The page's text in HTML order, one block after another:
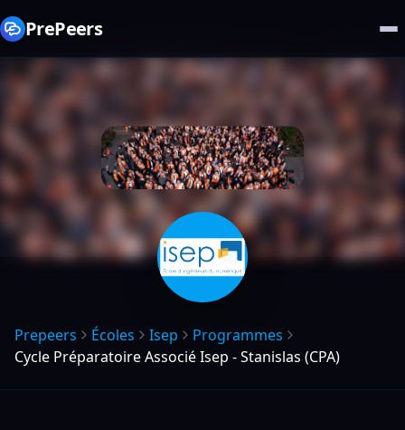
PrePeers
Prepeers Écoles Isep
Programmes
Cycle Préparatoire Associé Isep - Stanislas (CPA)